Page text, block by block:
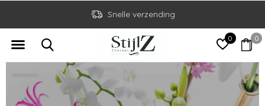
0 0
Snelle verzending